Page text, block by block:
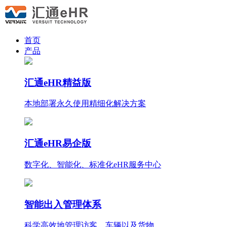
首页
产品
汇通eHR精益版
本地部署永久使用精细化解决方案
汇通eHR易企版
数字化、智能化、标准化eHR服务中心
智能出入管理体系